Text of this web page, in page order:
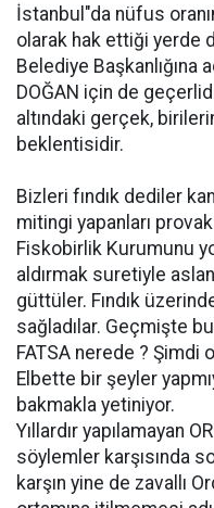
İstanbul"da nüfus
olarak hak ettiği yerde
Belediye Başkanlığına
DOĞAN için de
altındaki gerçek,
beklentisidir.
Bizleri fındık dediler
mitingi yapanları
Fiskobirlik Kurumunu
aldırmak suretiyle
güttüler. Fındık
sağladılar. Geçmişte
FATSA nerede ? Şimdi
Elbette bir şeyler
bakmakla yetiniyor.
Yıllardır yapılamayan
söylemler karşısında
karşın yine de zavallı